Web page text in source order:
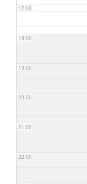
17:00
18:00
19:00
20:00
21:00
22:00